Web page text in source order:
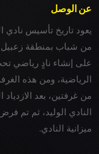
عن الوصل
من شباب بمنطقة زعبيل
على إنشاء نادٍ رياضي
الرياضية، ومن هذه
من غرفتين، بعد
النادي الوليد، ثم تم
ميزانية النادي.